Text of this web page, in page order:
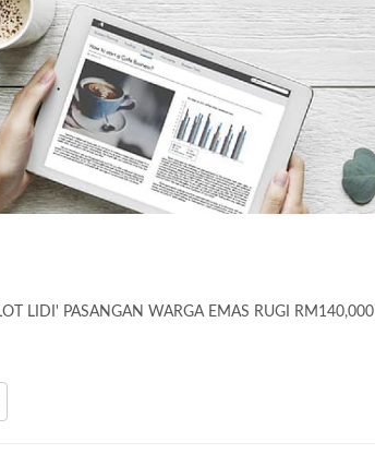
LIDI' PASANGAN WARGA EMAS RUGI RM140,000